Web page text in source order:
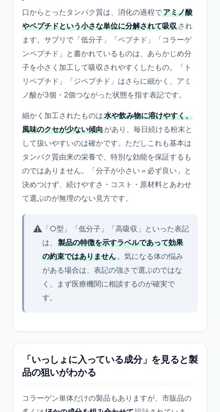
口からとったタンパク質は、消化の過程でアミノ酸
やペプチドという小さな単位に分解されて吸収 され
ます。サプリで「低分子」「ペプチド」「コラーゲ
ンペプチド」と書かれているものは、あらかじめ分
子を小さく加工して吸収されやすくしたもの。「ト
リペプチド」「ジペプチド」はさらに細かく、アミ
ノ酸が3個・2個つながった状態を指す表記です。
細かく加工されたものは水や飲み物に溶けやすく、
風味のクセが少ない傾向があり、毎日続ける粉末と
して扱いやすいのは確かです。ただしこれも基本は
タンパク質由来の栄養で、特別な効能を保証するも
のではありません。「分子が小さい＝必ず良い」と
決めつけず、続けやすさ・コスト・原材料とあわせ
て選ぶのが無理のない見方です。
⚠️ 「○型」「低分子」「高吸収」といった表記
は、
製品の特徴を示すラベルであって効果
の約束ではありません。気になる体の悩み
がある場合は、表記の強さで選ぶのではな
く、まず医療機関に相談するのが確実で
す。
「いっしょに入っている成分」を見ると製
品の狙いがわかる
コラーゲン単体だけの製品もありますが、市販品の